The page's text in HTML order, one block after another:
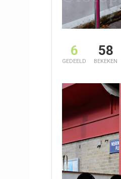
6
GEDEELD
58
BEKEKEN